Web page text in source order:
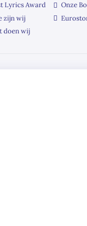
Lyrics Award
zijn wij
doen wij
Onze